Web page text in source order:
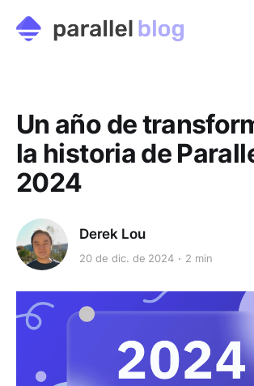
Un año de
la historia de
2024
Derek Lou
20 de dic. de 2024 2 min